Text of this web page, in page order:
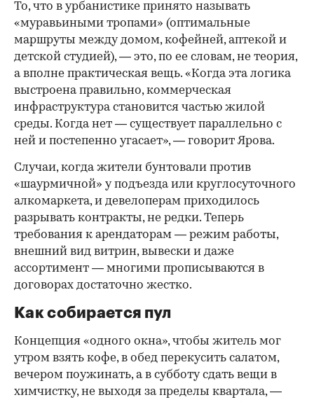
То, что в урбанистике принято называть
«муравьиными тропами» (оптимальные
маршруты между домом, кофейней, аптекой и
детской студией), — это, по ее словам, не теория,
а вполне практическая вещь. «Когда эта логика
выстроена правильно, коммерческая
инфраструктура становится частью жилой
среды. Когда нет — существует параллельно с
ней и постепенно угасает», — говорит Ярова.
Случаи, когда жители бунтовали против
«шаурмичной» у подъезда или круглосуточного
алкомаркета, и девелоперам приходилось
разрывать контракты, не редки. Теперь
требования к арендаторам — режим работы,
внешний вид витрин, вывески и даже
ассортимент — многими прописываются в
договорах достаточно жестко.
Как собирается пул
Концепция «одного окна», чтобы житель мог
утром взять кофе, в обед перекусить салатом,
вечером поужинать, а в субботу сдать вещи в
химчистку, не выходя за пределы квартала, —